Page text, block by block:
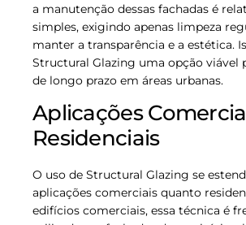
a manutenção dessas fachadas é
simples, exigindo apenas limpeza
manter a transparência e a estética.
Structural Glazing uma opção viável
de longo prazo em áreas urbanas.
Aplicações
Residenciais
O uso de Structural Glazing se
aplicações comerciais quanto
edifícios comerciais, essa técnica é